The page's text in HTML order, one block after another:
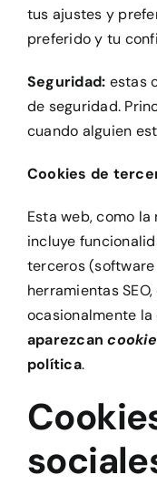
tus ajustes y
preferido y tu
Seguridad: estas
de seguridad.
cuando alguien
Cookies de
Esta web, como
incluye
terceros
herramientas
ocasionalmente
aparezcan
política.